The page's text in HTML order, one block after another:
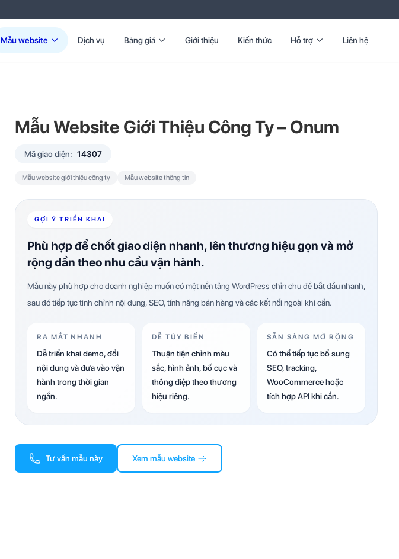
Mẫu website Dịch vụ Bảng giá Giới thiệu Kiến thức Hỗ trợ Liên hệ
Mẫu Website Giới Thiệu Công Ty – Onum
Mã giao diện: 14307
Mẫu website giới thiệu công ty Mẫu website thông tin
GỢI Ý TRIỂN KHAI
Phù hợp để chốt giao diện nhanh, lên thương hiệu gọn và mở
rộng dần theo nhu cầu vận hành.
Mẫu này phù hợp cho doanh nghiệp muốn có một nền tảng WordPress chỉn chu để bắt đầu nhanh,
sau đó tiếp tục tinh chỉnh nội dung, SEO, tính năng bán hàng và các kết nối ngoài khi cần.
RA MẮT NHANH
Dễ triển khai demo, đổi
nội dung và đưa vào vận
hành trong thời gian
ngắn.
DỄ TÙY BIẾN
Thuận tiện chỉnh màu
sắc, hình ảnh, bố cục và
thông điệp theo thương
hiệu riêng.
SẴN SÀNG MỞ RỘNG
Có thể tiếp tục bổ sung
SEO, tracking,
WooCommerce hoặc
tích hợp API khi cần.
Tư vấn mẫu này Xem mẫu website